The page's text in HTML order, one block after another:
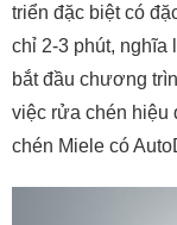
triển đặc biệt có
chỉ 2-3 phút, nghĩa
bắt đầu chương
việc rửa chén hiệu
chén Miele có